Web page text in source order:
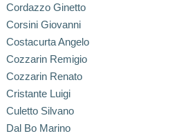
Cordazzo Ginetto
Corsini Giovanni
Costacurta Angelo
Cozzarin Remigio
Cozzarin Renato
Cristante Luigi
Culetto Silvano
Dal Bo Marino